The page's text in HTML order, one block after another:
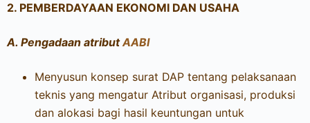
2. PEMBERDAYAAN EKONOMI DAN USAHA
A. Pengadaan atributAABI
Menyusun konsep surat DAP tentang pelaksanaan
teknis yang mengatur Atribut organisasi, produksi
dan alokasi bagi hasil keuntungan untuk